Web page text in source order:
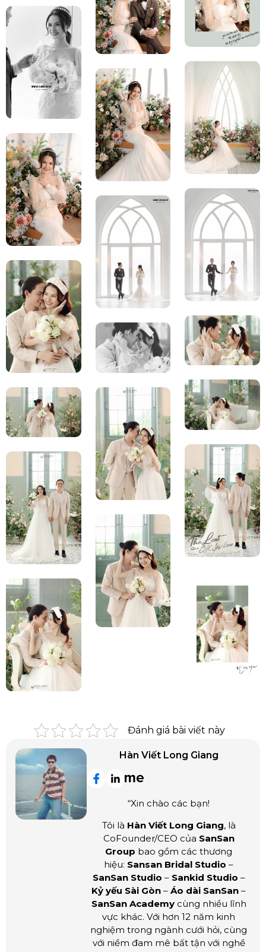
Đánh giá bài viết này
Hàn Viết Long Giang
“Xin chào các bạn!
Tôi là Hàn Viết Long Giang, là
CoFounder/CEO của SanSan
Group bao gồm các thương
hiệu: Sansan Bridal Studio –
SanSan Studio – Sankid Studio –
Kỷ yếu Sài Gòn – Áo dài SanSan –
SanSan Academycùng nhiều lĩnh
vực khác. Với hơn 12 năm kinh
nghiệm trong ngành cưới hỏi, cùng
với niềm đam mê bất tận với nghề